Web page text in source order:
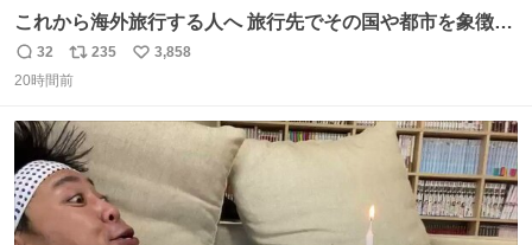
これから海外旅行する人へ 旅行先でその国や都市を象徴す
る マグネットを買って欲しい。 僕は交換留学してた1年間
で20カ国回ったけど、旅行先で必ずマグネットを買い、今
どそれぞれのマグネットを見る度に旅の思い出が鮮明によ
みがえります。
返
信
32
リ
ポ
ト
数
235
い
数
3,858
20時間前